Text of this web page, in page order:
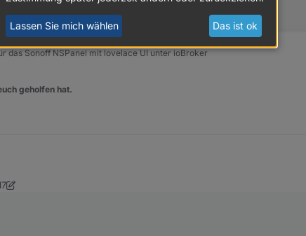
author.length > 0) {
das Sonoff NSPanel mit lovelace UI unter ioBroker
geholfen hat.
Lassen Sie mich wählen Das ist ok